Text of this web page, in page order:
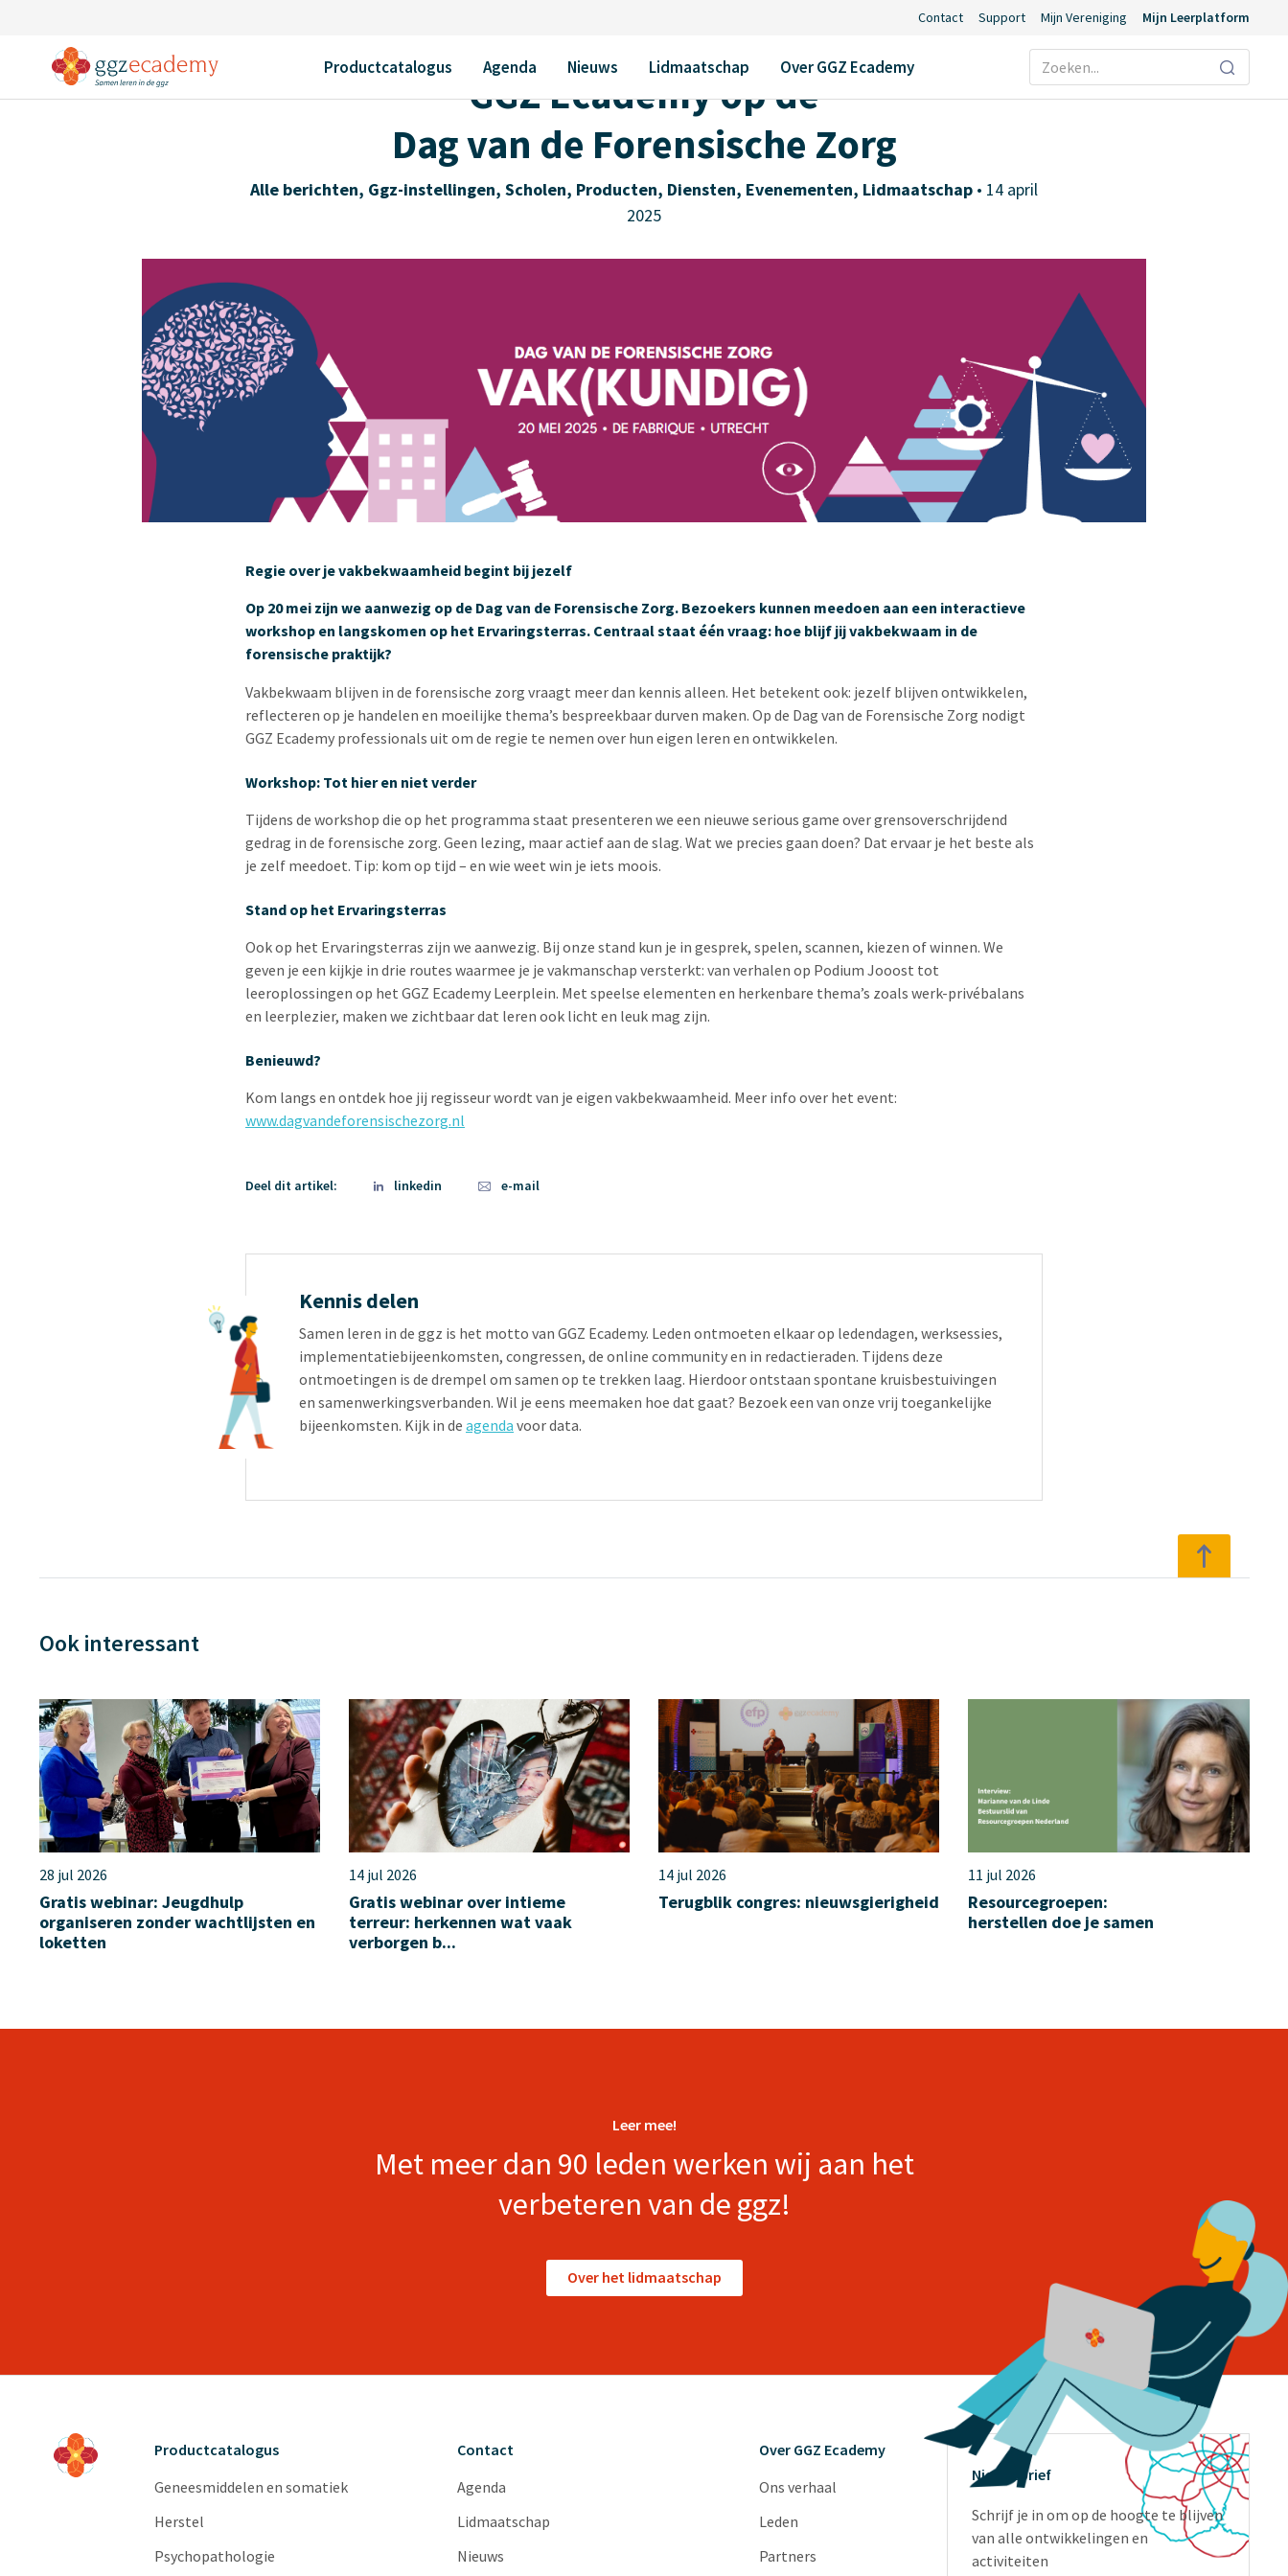
Contact Support Mijn Vereniging Mijn Leerplatform
Productcatalogus Agenda Nieuws Lidmaatschap Over GGZ Ecademy
GGZ Ecademy op de
Dag van de Forensische Zorg
Alle berichten, Ggz-instellingen, Scholen, Producten, Diensten, Evenementen, Lidmaatschap • 14 april
2025
Regie over je vakbekwaamheid begint bij jezelf
Op 20 mei zijn we aanwezig op de Dag van de Forensische Zorg. Bezoekers kunnen meedoen aan een interactieve
workshop en langskomen op het Ervaringsterras. Centraal staat één vraag: hoe blijf jij vakbekwaam in de
forensische praktijk?
Vakbekwaam blijven in de forensische zorg vraagt meer dan kennis alleen. Het betekent ook: jezelf blijven ontwikkelen,
reflecteren op je handelen en moeilijke thema’s bespreekbaar durven maken. Op de Dag van de Forensische Zorg nodigt
GGZ Ecademy professionals uit om de regie te nemen over hun eigen leren en ontwikkelen.
Workshop: Tot hier en niet verder
Tijdens de workshop die op het programma staat presenteren we een nieuwe serious game over grensoverschrijdend
gedrag in de forensische zorg. Geen lezing, maar actief aan de slag. Wat we precies gaan doen? Dat ervaar je het beste als
je zelf meedoet. Tip: kom op tijd – en wie weet win je iets moois.
Stand op het Ervaringsterras
Ook op het Ervaringsterras zijn we aanwezig. Bij onze stand kun je in gesprek, spelen, scannen, kiezen of winnen. We
geven je een kijkje in drie routes waarmee je je vakmanschap versterkt: van verhalen op Podium Jooost tot
leeroplossingen op het GGZ Ecademy Leerplein. Met speelse elementen en herkenbare thema’s zoals werk-privébalans
en leerplezier, maken we zichtbaar dat leren ook licht en leuk mag zijn.
Benieuwd?
Kom langs en ontdek hoe jij regisseur wordt van je eigen vakbekwaamheid. Meer info over het event:
www.dagvandeforensischezorg.nl
Deel dit artikel: linkedin e-mail
Kennis delen
Samen leren in de ggz is het motto van GGZ Ecademy. Leden ontmoeten elkaar op ledendagen, werksessies,
implementatiebijeenkomsten, congressen, de online community en in redactieraden. Tijdens deze
ontmoetingen is de drempel om samen op te trekken laag. Hierdoor ontstaan spontane kruisbestuivingen
en samenwerkingsverbanden. Wil je eens meemaken hoe dat gaat? Bezoek een van onze vrij toegankelijke
bijeenkomsten. Kijk in de agenda voor data.
Ook interessant
28 jul 2026
Gratis webinar: Jeugdhulp
organiseren zonder wachtlijsten en
loketten
14 jul 2026
Gratis webinar over intieme
terreur: herkennen wat vaak
verborgen b...
14 jul 2026
Terugblik congres: nieuwsgierigheid
11 jul 2026
Resourcegroepen:
herstellen doe je samen
Leer mee!
Met meer dan 90 leden werken wij aan het
verbeteren van de ggz!
Over het lidmaatschap
Productcatalogus
Geneesmiddelen en somatiek
Herstel
Psychopathologie
Contact
Agenda
Lidmaatschap
Nieuws
Over GGZ Ecademy
Ons verhaal
Leden
Partners
Nieuwsbrief
Schrijf je in om op de hoogte te blijven
van alle ontwikkelingen en
activiteiten